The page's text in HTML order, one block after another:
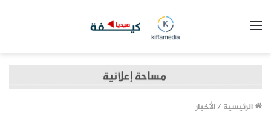
الرئيسية /الأخبار